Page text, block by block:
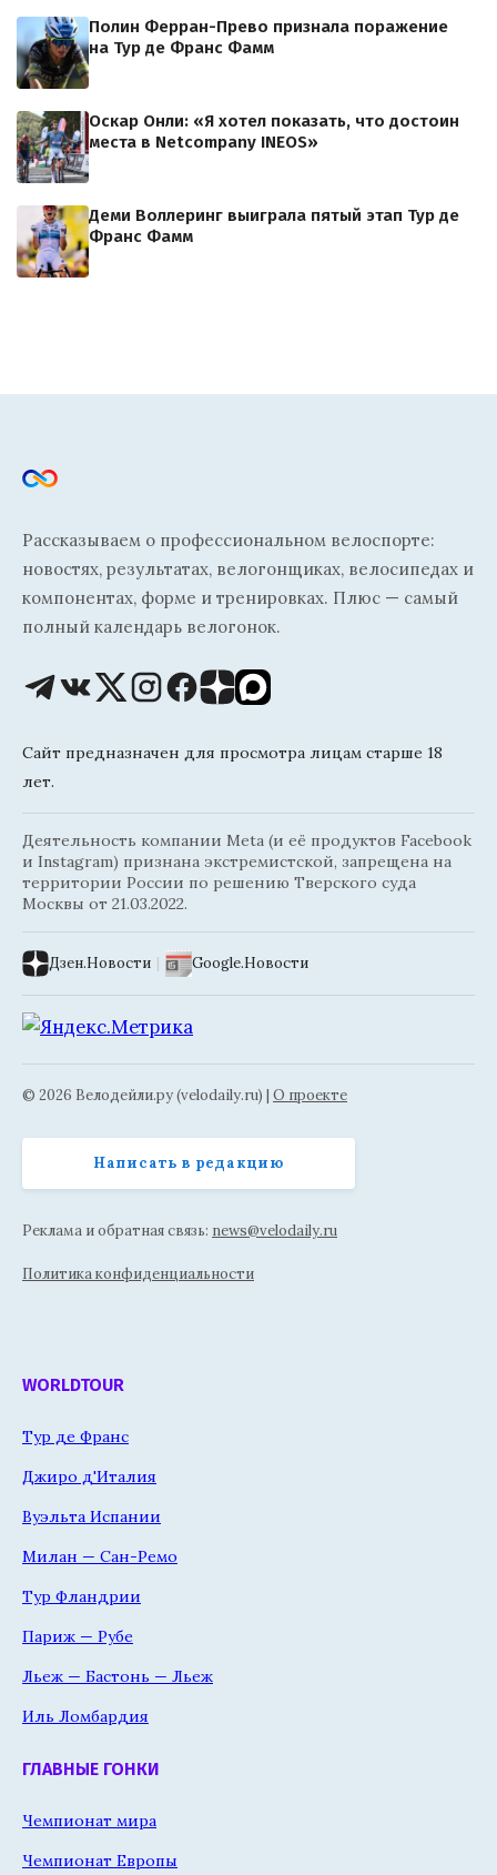
Полин Ферран-Прево признала поражение
на Тур де Франс Фамм
Оскар Онли: «Я хотел показать, что достоин
места в Netcompany INEOS»
Деми Воллеринг выиграла пятый этап Тур де
Франс Фамм
Рассказываем о профессиональном велоспорте:
новостях, результатах, велогонщиках, велосипедах и
компонентах, форме и тренировках. Плюс — самый
полный календарь велогонок.
Сайт предназначен для просмотра лицам старше 18
лет.
Деятельность компании Meta (и её продуктов Facebook
и Instagram) признана экстремистской, запрещена на
территории России по решению Тверского суда
Москвы от 21.03.2022.
Дзен.Новости | Google.Новости
© 2026 Велодейли.ру (velodaily.ru) | О проекте
Написать в редакцию
Реклама и обратная связь: news@velodaily.ru
Политика конфиденциальности
WORLDTOUR
Тур де Франс
Джиро д'Италия
Вуэльта Испании
Милан — Сан-Ремо
Тур Фландрии
Париж — Рубе
Льеж — Бастонь — Льеж
Иль Ломбардия
ГЛАВНЫЕ ГОНКИ
Чемпионат мира
Чемпионат Европы